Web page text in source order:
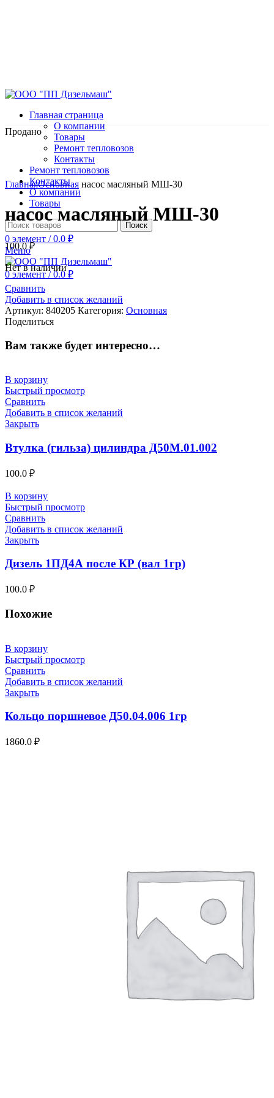
Главная страница
О компании
Товары
Ремонт тепловозов
Контакты
Ремонт тепловозов
Контакты
О компании
Товары
Поиск
0 элемент / 0.0 ₽
Меню
0элемент / 0.0₽
Продано
Нажмите, чтобы увеличить
ГлавнаяОсновная насос масляный МШ-30
насос масляный МШ-30
100.0₽
Нет в наличии
Сравнить
Добавить в список желаний
Артикул: 840205 Категория: Основная
Поделиться
Вам также будет интересно…
В корзину
Быстрый просмотр
Сравнить
Добавить в список желаний
Закрыть
Втулка (гильза) цилиндра Д50М.01.002
100.0 ₽
В корзину
Быстрый просмотр
Сравнить
Добавить в список желаний
Закрыть
Дизель 1ПД4А после КР (вал 1гр)
100.0 ₽
Похожие
В корзину
Быстрый просмотр
Сравнить
Добавить в список желаний
Закрыть
Кольцо поршневое Д50.04.006 1гр
1860.0 ₽